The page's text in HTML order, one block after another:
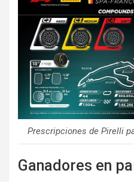
Prescripciones de Pirelli
Ganadores en